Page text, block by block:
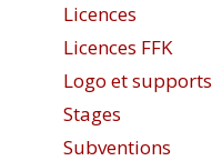
Licences
Licences FFK
Logo et supports
Stages
Subventions